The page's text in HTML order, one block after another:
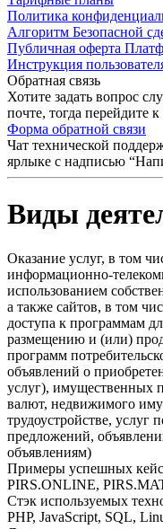
Политика
Алгоритм Безопасной
Публичная оферта
Инструкция
Обратная связь
Хотите задать вопрос
почте, тогда перейдите
Форма обратной связи
Чат технической
ярлыке с надписью
Виды
Оказание услуг, в том
информационно-
использованием
а также сайтов, в том
доступа к программам
размещению и (или)
программ
объявлений о
услуг), имущественных
валют, недвижимого
трудоустройстве, услуг
предложений,
объявлениям)
Примеры успешных
PIRS.ONLINE,
Стэк используемых
PHP, JavaScript, SQL,